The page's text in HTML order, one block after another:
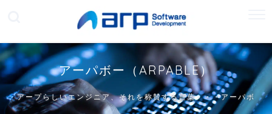
アーパボー（ARPABLE）
アープらしいエンジニア、それを称賛する言葉・・・アーパボ
ー